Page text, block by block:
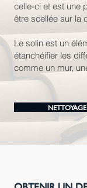
celle-ci et est une
être scellée sur la
Le solin est un
étanchéifier les
comme un mur,